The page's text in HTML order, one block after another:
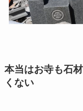
本当はお寺も石
くない